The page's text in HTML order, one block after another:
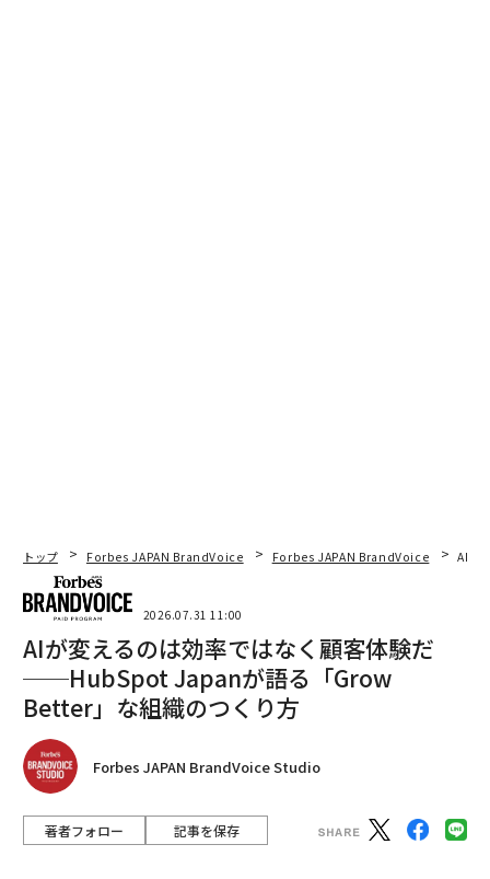
トップ Forbes JAPAN BrandVoice Forbes JAPAN BrandVoice AIが
2026.07.31 11:00
AIが変えるのは効率ではなく顧客体験だ
──HubSpot Japanが語る「Grow
Better」な組織のつくり方
Forbes JAPAN BrandVoice Studio
著者フォロー 記事を保存